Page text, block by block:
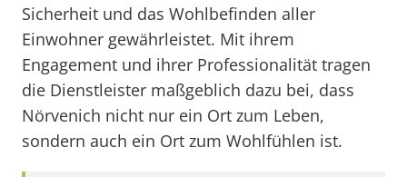
Sicherheit und das Wohlbefinden aller
Einwohner gewährleistet. Mit ihrem
Engagement und ihrer Professionalität tragen
die Dienstleister maßgeblich dazu bei, dass
Nörvenich nicht nur ein Ort zum Leben,
sondern auch ein Ort zum Wohlfühlen ist.